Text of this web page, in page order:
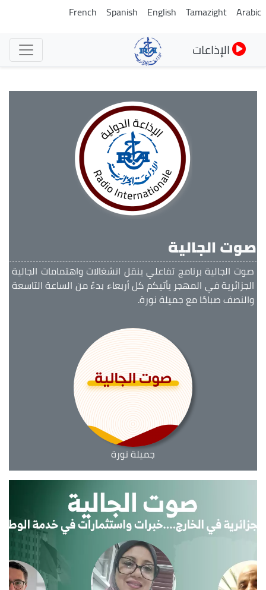
تجاوز
المحتوى
الرئيسي
Tamazight
English
Spanish
French
الإذاعات
صوت الجالية
صوت الجالية برنامج تفاعلي ينقل انشغالات واهتمامات الجالية
الجزائرية في المهجر يأتيكم كل أربعاء بدءً من الساعة التاسعة
والنصف صباحًا مع جميلة نورة.
جميلة نورة